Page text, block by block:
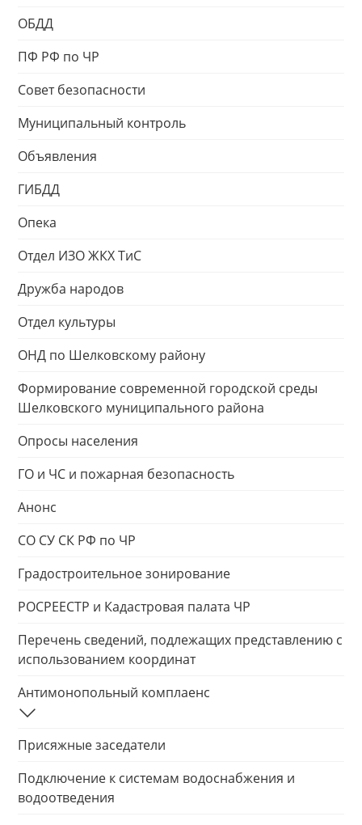
ОБДД
ПФ РФ по ЧР
Совет безопасности
Муниципальный контроль
Объявления
ГИБДД
Опека
Отдел ИЗО ЖКХ ТиС
Дружба народов
Отдел культуры
ОНД по Шелковскому району
Формирование современной городской среды
Шелковского муниципального района
Опросы населения
ГО и ЧС и пожарная безопасность
Анонс
СО СУ СК РФ по ЧР
Градостроительное зонирование
РОСРЕЕСТР и Кадастровая палата ЧР
Перечень сведений, подлежащих представлению с
использованием координат
Антимонопольный комплаенс
Присяжные заседатели
Подключение к системам водоснабжения и
водоотведения